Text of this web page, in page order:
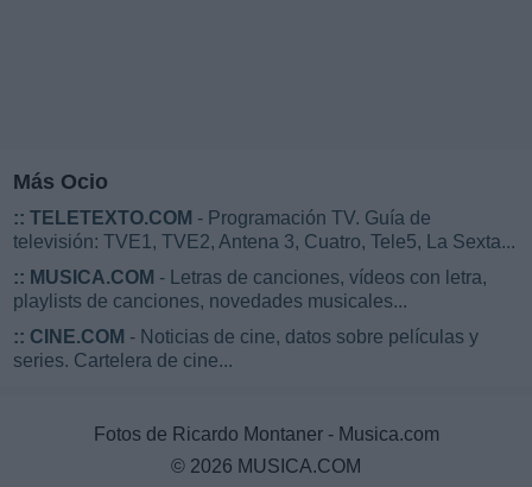
Más Ocio
:: TELETEXTO.COM - Programación TV. Guía de
televisión: TVE1, TVE2, Antena 3, Cuatro, Tele5, La Sexta...
:: MUSICA.COM - Letras de canciones, vídeos con letra,
playlists de canciones, novedades musicales...
:: CINE.COM - Noticias de cine, datos sobre películas y
series. Cartelera de cine...
Fotos de Ricardo Montaner - Musica.com
© 2026 MUSICA.COM